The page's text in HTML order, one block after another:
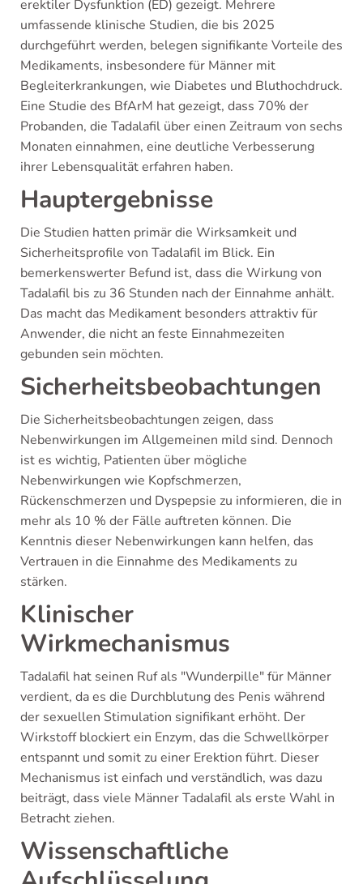
erektiler Dysfunktion (ED) gezeigt. Mehrere
umfassende klinische Studien, die bis 2025
durchgeführt werden, belegen signifikante Vorteile des
Medikaments, insbesondere für Männer mit
Begleiterkrankungen, wie Diabetes und Bluthochdruck.
Eine Studie des BfArM hat gezeigt, dass 70% der
Probanden, die Tadalafil über einen Zeitraum von sechs
Monaten einnahmen, eine deutliche Verbesserung
ihrer Lebensqualität erfahren haben.
Hauptergebnisse
Die Studien hatten primär die Wirksamkeit und
Sicherheitsprofile von Tadalafil im Blick. Ein
bemerkenswerter Befund ist, dass die Wirkung von
Tadalafil bis zu 36 Stunden nach der Einnahme anhält.
Das macht das Medikament besonders attraktiv für
Anwender, die nicht an feste Einnahmezeiten
gebunden sein möchten.
Sicherheitsbeobachtungen
Die Sicherheitsbeobachtungen zeigen, dass
Nebenwirkungen im Allgemeinen mild sind. Dennoch
ist es wichtig, Patienten über mögliche
Nebenwirkungen wie Kopfschmerzen,
Rückenschmerzen und Dyspepsie zu informieren, die in
mehr als 10 % der Fälle auftreten können. Die
Kenntnis dieser Nebenwirkungen kann helfen, das
Vertrauen in die Einnahme des Medikaments zu
stärken.
Klinischer
Wirkmechanismus
Tadalafil hat seinen Ruf als "Wunderpille" für Männer
verdient, da es die Durchblutung des Penis während
der sexuellen Stimulation signifikant erhöht. Der
Wirkstoff blockiert ein Enzym, das die Schwellkörper
entspannt und somit zu einer Erektion führt. Dieser
Mechanismus ist einfach und verständlich, was dazu
beiträgt, dass viele Männer Tadalafil als erste Wahl in
Betracht ziehen.
Wissenschaftliche